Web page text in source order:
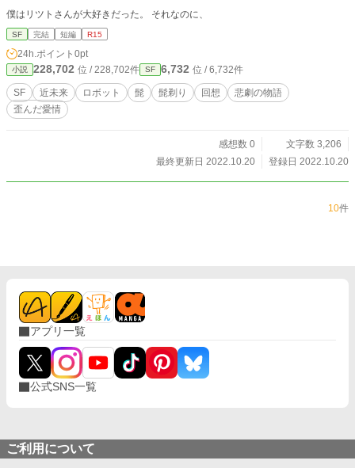
僕はリツトさんが大好きだった。 それなのに、
SF 完結 短編 R15
24h.ポイント 0pt
小説 228,702 位 / 228,702件 SF 6,732 位 / 6,732件
SF 近未来 ロボット 髭 髭剃り 回想
悲劇の物語
歪んだ愛情
感想数 0
文字数 3,206
最終更新日 2022.10.20
登録日 2022.10.20
10件
アプリ一覧
公式SNS一覧
ご利用について